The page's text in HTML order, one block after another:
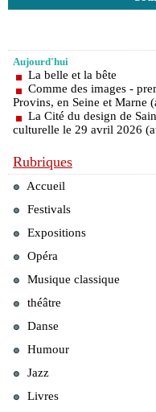
Aujourd'hui
La belle et la bête
Comme des images -
Provins, en Seine et Marne
La Cité du design de
culturelle le 29 avril 2026
Rubriques
Accueil
Festivals
Expositions
Opéra
Musique classique
théâtre
Danse
Humour
Jazz
Livres